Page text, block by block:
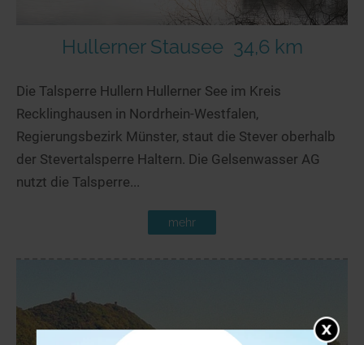
Hullerner Stausee 34,6 km
Die Talsperre Hullern Hullerner See im Kreis
Recklinghausen in Nordrhein-Westfalen,
Regierungsbezirk Münster, staut die Stever oberhalb
der Stevertalsperre Haltern. Die Gelsenwasser AG
nutzt die Talsperre...
mehr